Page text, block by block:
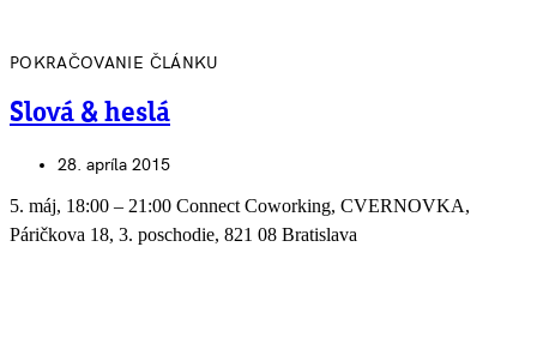
POKRAČOVANIE ČLÁNKU
Slová & heslá
28. apríla 2015
5. máj, 18:00 – 21:00 Connect Coworking, CVERNOVKA,
Páričkova 18, 3. poschodie, 821 08 Bratislava